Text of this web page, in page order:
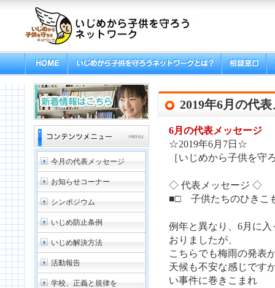
今月の代表メッセージ
お知らせコーナー
シンポジウム
いじめ防止条例
いじめ解決方法
活動報告
学校、正義と規律を
2019年6月の代
6月の代表メッセージ
☆2019年6月7日☆
［いじめから子供を守
◇ 代表メッセージ ◇
■□ 子供たちのひきこ
例年と異なり、6月に
おりましたが、
こちらでも梅雨の発表
天候も不安な感じです
い事件に巻きこまれ